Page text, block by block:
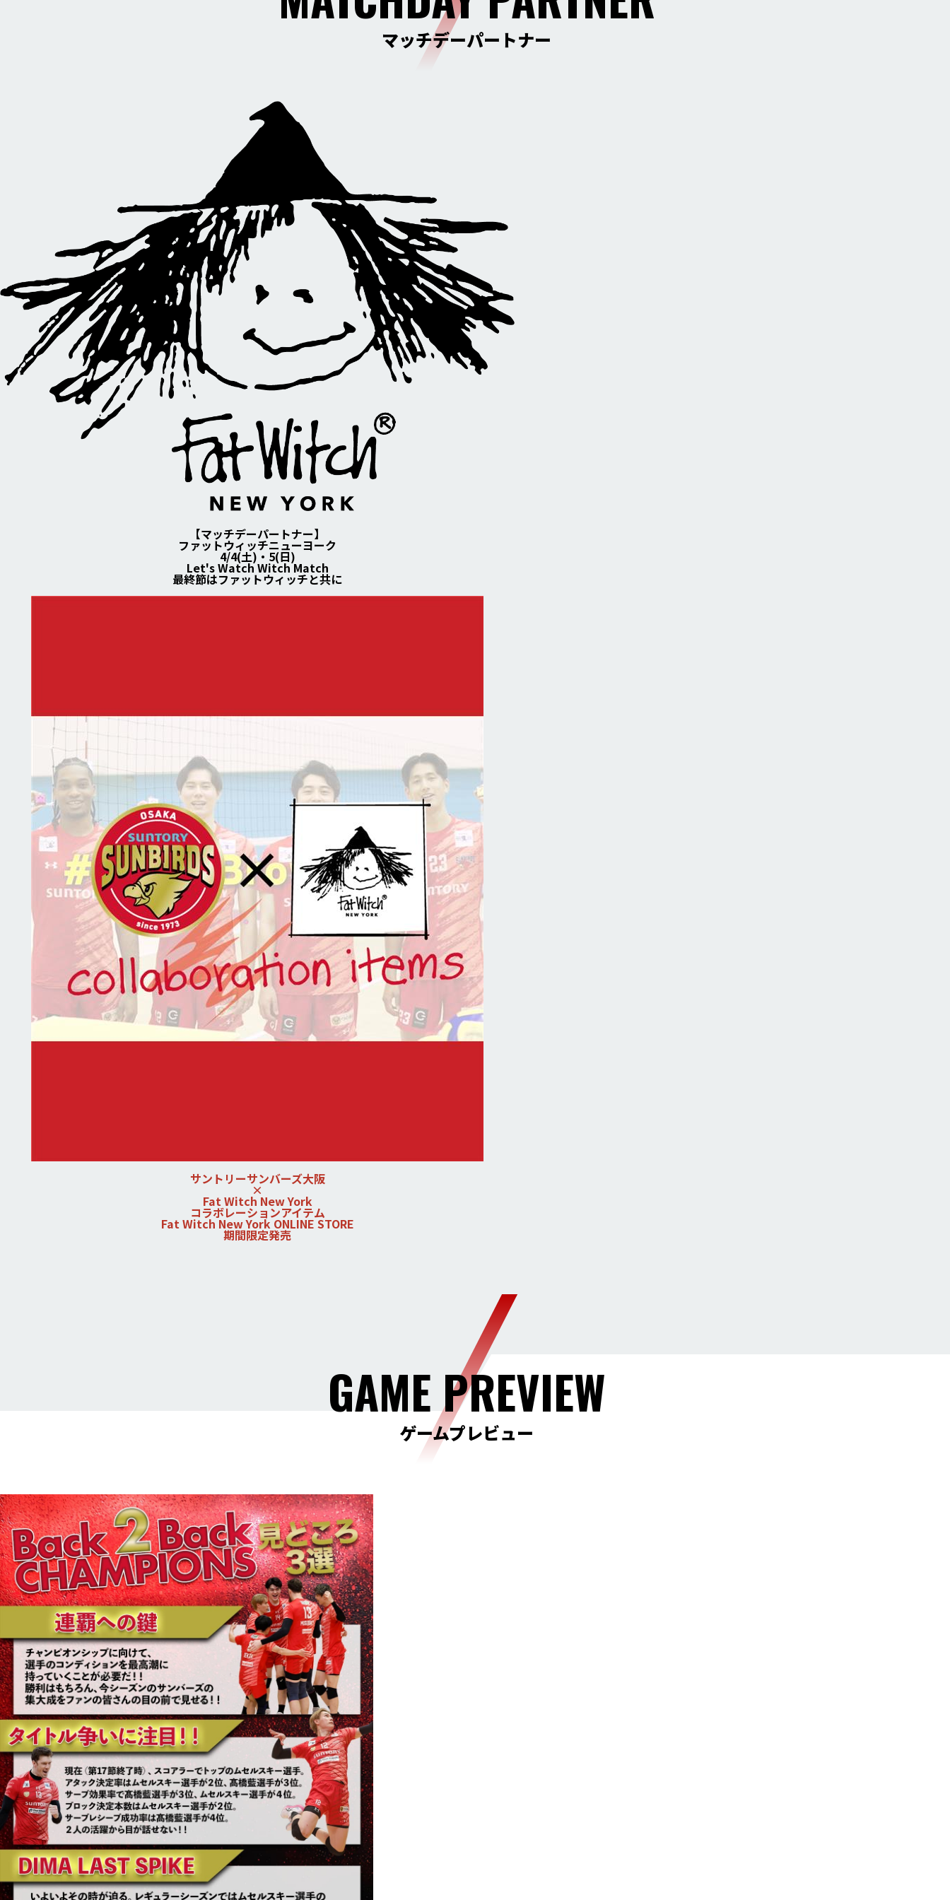
マッチデーパートナー
【マッチデーパートナー】
ファットウィッチニューヨーク
4/4(土)・5(日)
Let's Watch Witch Match
最終節はファットウィッチと共に
サントリーサンバーズ大阪
×
Fat Witch New York
コラボレーションアイテム
Fat Witch New York ONLINE STORE
期間限定発売
GAME PREVIEW
ゲームプレビュー